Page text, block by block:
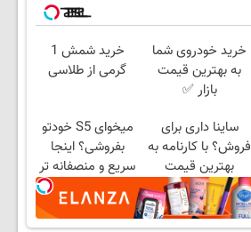
خرید خودروی شما
به بهترین قیمت
بازار ✅
خرید شمش 1
گرمی از طلاسی
ساینا داری برای
فروش؟ با کارنامه به
بهترین قیمت
بفروش!
میخوای S5 خودتو
بفروشی؟ اینجا
سریع و منصفانه تر